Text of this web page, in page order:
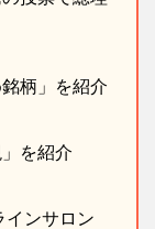
柄」を紹介
を紹介
ンサロン